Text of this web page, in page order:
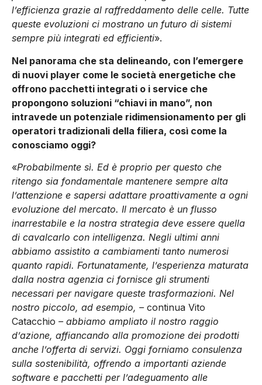
l’efficienza grazie al raffreddamento delle celle. Tutte
queste evoluzioni ci mostrano un futuro di sistemi
sempre più integrati ed efficienti».
Nel panorama che sta delineando, con l’emergere
di nuovi player come le società energetiche che
offrono pacchetti integrati o i service che
propongono soluzioni “chiavi in mano”, non
intravede un potenziale ridimensionamento per gli
operatori tradizionali della filiera, così come la
conosciamo oggi?
«Probabilmente sì. Ed è proprio per questo che
ritengo sia fondamentale mantenere sempre alta
l’attenzione e sapersi adattare proattivamente a ogni
evoluzione del mercato. Il mercato è un flusso
inarrestabile e la nostra strategia deve essere quella
di cavalcarlo con intelligenza. Negli ultimi anni
abbiamo assistito a cambiamenti tanto numerosi
quanto rapidi. Fortunatamente, l’esperienza maturata
dalla nostra agenzia ci fornisce gli strumenti
necessari per navigare queste trasformazioni. Nel
nostro piccolo, ad esempio, – continua Vito
Catacchio – abbiamo ampliato il nostro raggio
d’azione, affiancando alla promozione dei prodotti
anche l’offerta di servizi. Oggi forniamo consulenza
sulla sostenibilità, offrendo a importanti aziende
software e pacchetti per l’adeguamento alle